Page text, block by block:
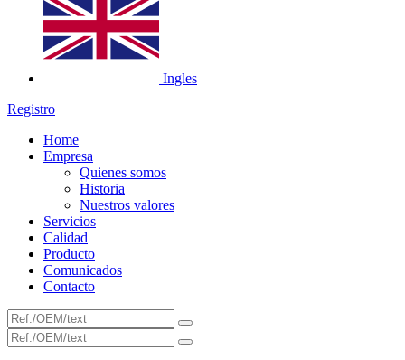
Ingles
Registro
Home
Empresa
Quienes somos
Historia
Nuestros valores
Servicios
Calidad
Producto
Comunicados
Contacto